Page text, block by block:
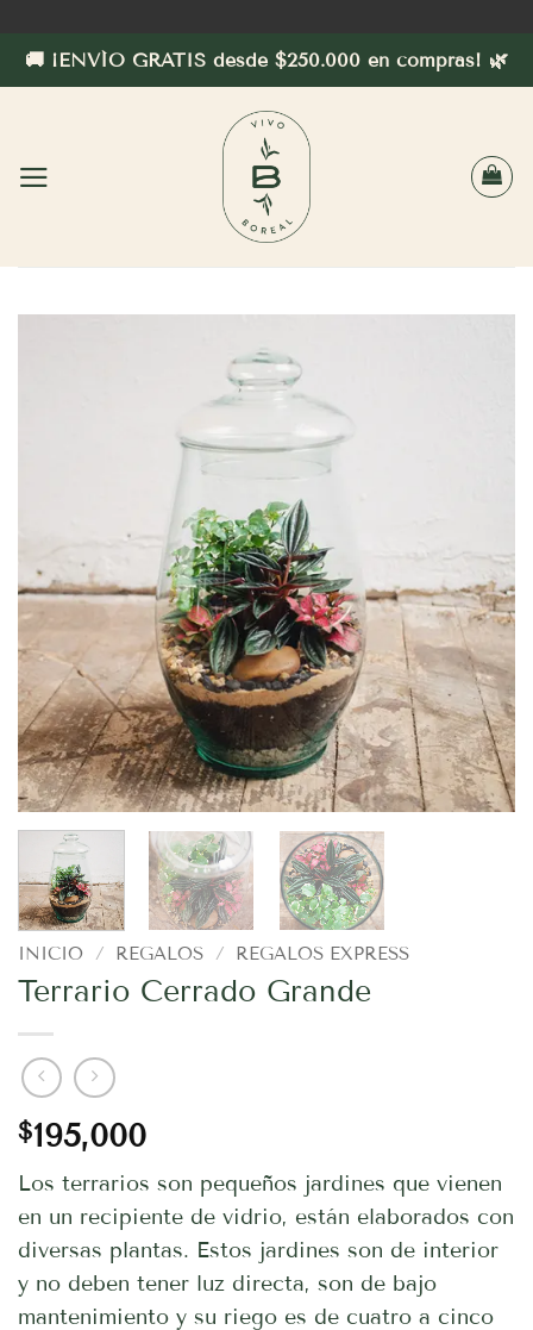
contenido
🚚 ¡ENVÍO GRATIS desde $250.000 en compras! 🌿
INICIO / REGALOS / REGALOS EXPRESS
Terrario Cerrado Grande
$195,000
Los terrarios son pequeños jardines que vienen
en un recipiente de vidrio, están elaborados con
diversas plantas. Estos jardines son de interior
y no deben tener luz directa, son de bajo
mantenimiento y su riego es de cuatro a cinco